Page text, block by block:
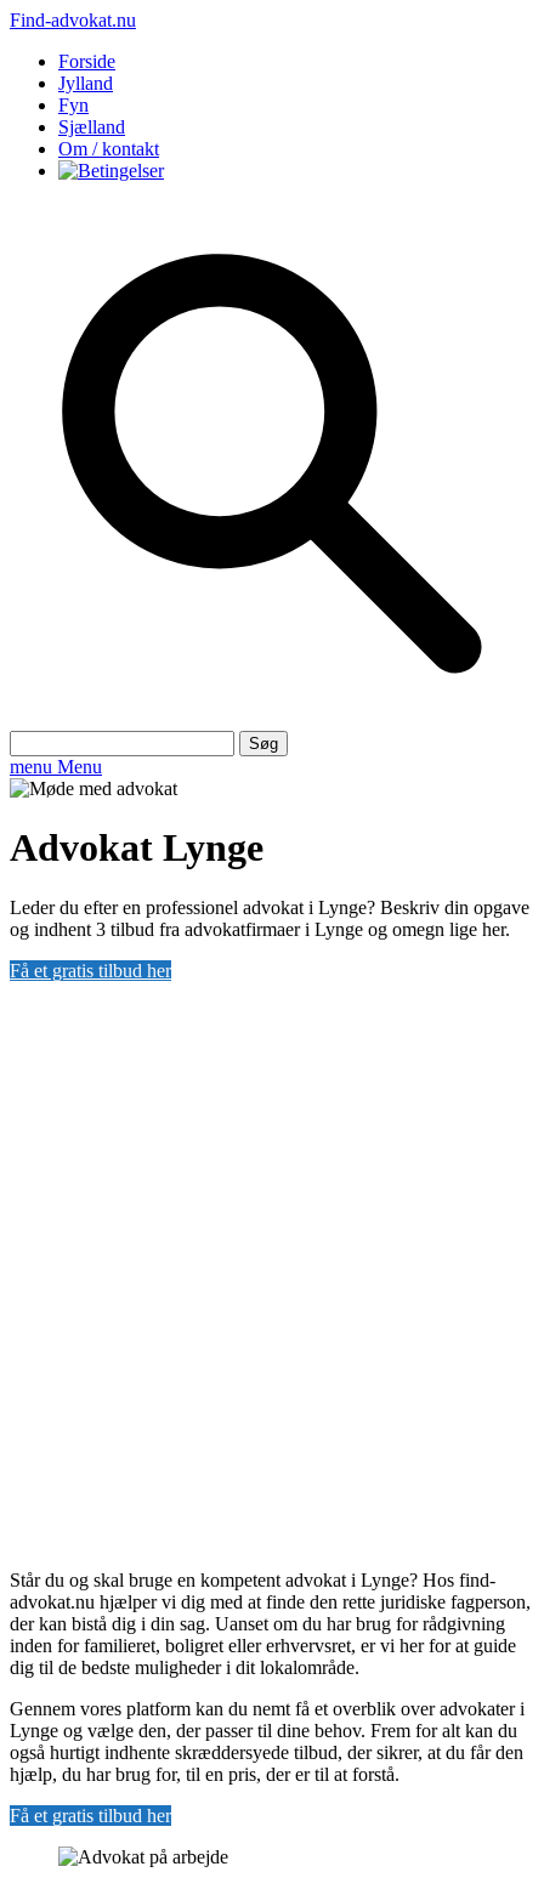
Find-advokat.nu
Forside
Jylland
Fyn
Sjælland
Om / kontakt
efter:
menu Menu
Advokat Lynge
Leder du efter en professionel advokat i Lynge? Beskriv din opgave
og indhent 3 tilbud fra advokatfirmaer i Lynge og omegn lige her.
Få et gratis tilbud her
Står du og skal bruge en kompetent advokat i Lynge? Hos find-
advokat.nu hjælper vi dig med at finde den rette juridiske fagperson,
der kan bistå dig i din sag. Uanset om du har brug for rådgivning
inden for familieret, boligret eller erhvervsret, er vi her for at guide
dig til de bedste muligheder i dit lokalområde.
Gennem vores platform kan du nemt få et overblik over advokater i
Lynge og vælge den, der passer til dine behov. Frem for alt kan du
også hurtigt indhente skræddersyede tilbud, der sikrer, at du får den
hjælp, du har brug for, til en pris, der er til at forstå.
Få et gratis tilbud her